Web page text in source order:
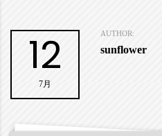
12
7月
AUTHOR:
sunflower